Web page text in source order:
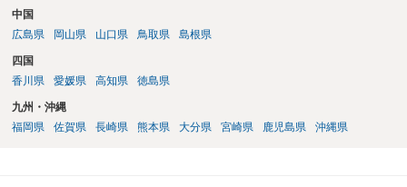
中国
広島県
岡山県 山口県 鳥取県 島根県
四国
香川県
愛媛県 高知県 徳島県
九州・沖縄
福岡県
佐賀県 長崎県 熊本県 大分県 宮崎県 鹿児島県 沖縄県